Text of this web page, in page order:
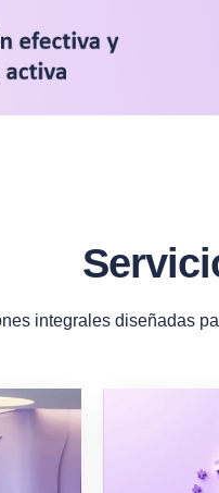
integrales diseñadas